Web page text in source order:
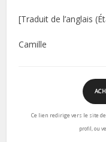
[Traduit de l’anglais
Camille
Ce lien redirige vers le site
profil, ou